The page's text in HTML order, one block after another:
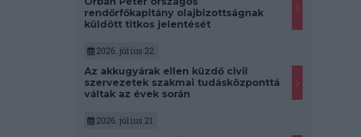
rendőrfőkapitány olajbizottságnak
küldött titkos jelentését
2026. július 22.
Az akkugyárak ellen küzdő civil
szervezetek szakmai tudásközponttá
váltak az évek során
2026. július 21.